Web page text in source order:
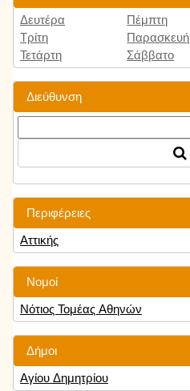
Δευτέρα
Τρίτη
Τετάρτη
Πέμπτη
Παρασκευή
Σάββατο
Διεύθυνση
Περιφέρειες
Αττικής
Νομοί
Νότιος Τομέας Αθηνών
Δήμοι
Αγίου Δημητρίου